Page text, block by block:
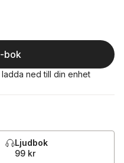
bok
ned till din enhet
Ljudbok
99 kr